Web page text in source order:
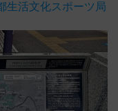
生活文化スポーツ局